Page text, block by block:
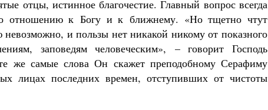
отцы, истинное благочестие. Главный вопрос всегда
отношению к Богу и к ближнему. «Но тщетно чтут
и пользы нет никакой никому от показного
заповедям человеческим», – говорит Господь
же самые слова Он скажет преподобному Серафиму
лицах последних времен, отступивших от чистоты